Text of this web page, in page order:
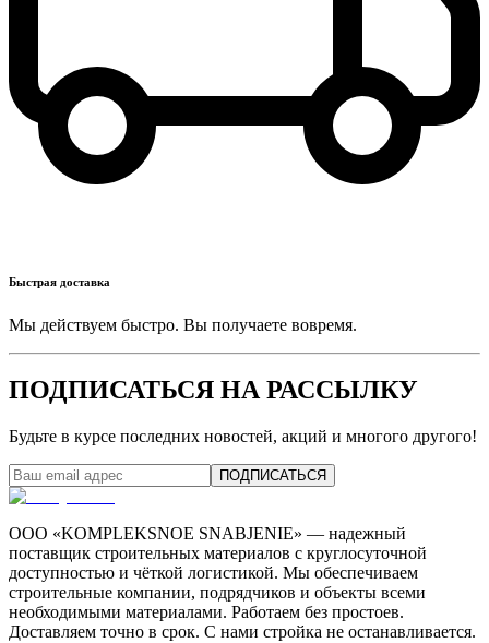
Быстрая доставка
Мы действуем быстро. Вы получаете вовремя.
ПОДПИСАТЬСЯ НА РАССЫЛКУ
Будьте в курсе последних новостей, акций и многого другого!
ПОДПИСАТЬСЯ
ООО «KOMPLEKSNOE SNABJENIE» — надежный
поставщик строительных материалов с круглосуточной
доступностью и чёткой логистикой. Мы обеспечиваем
строительные компании, подрядчиков и объекты всеми
необходимыми материалами. Работаем без простоев.
Доставляем точно в срок. С нами стройка не останавливается.